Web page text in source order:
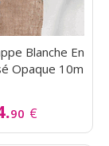
Blanche En
Opaque 10m
90 €